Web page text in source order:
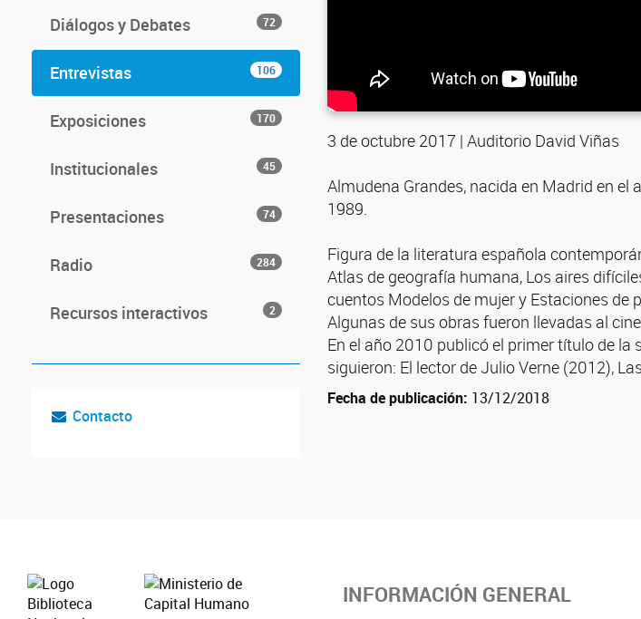
Diálogos y Debates 72
Entrevistas 106
Exposiciones 170
Institucionales 45
Presentaciones 74
Radio 284
Recursos interactivos 2
Contacto
3 de octubre 2017 | Auditorio David Viñas
Almudena Grandes, nacida en Madrid en el
1989.
Figura de la literatura española
Atlas de geografía humana, Los aires
cuentos Modelos de mujer y Estaciones de
Algunas de sus obras fueron llevadas al
En el año 2010 publicó el primer título de la
siguieron: El lector de Julio Verne (2012),
Fecha de publicación: 13/12/2018
INFORMACIÓN GENERAL